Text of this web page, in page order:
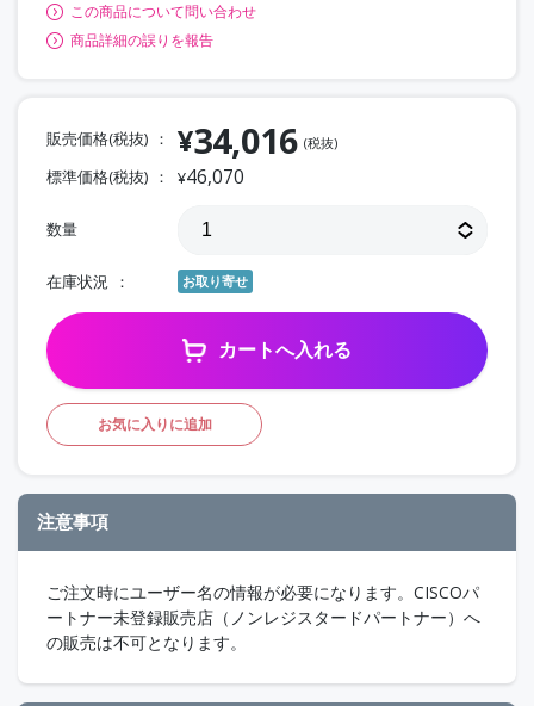
この商品について問い合わせ
商品詳細の誤りを報告
販売価格(税抜) ¥34,016 (税抜)
標準価格(税抜) ¥46,070
数量
在庫状況 お取り寄せ
カートへ入れる
お気に入りに追加
注意事項
ご注文時にユーザー名の情報が必要になります。CISCOパ
ートナー未登録販売店（ノンレジスタードパートナー）へ
の販売は不可となります。